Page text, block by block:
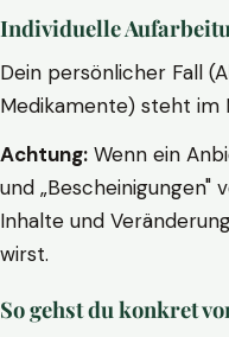
Individuelle
Dein persönlicher Fall
Medikamente) steht im
Achtung: Wenn ein
und
Inhalte und
wirst.
So gehst du konkret